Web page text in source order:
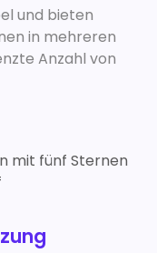
und bieten
in mehreren
Anzahl von